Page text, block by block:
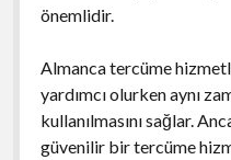
önemlidir.
Almanca tercüme
yardımcı olurken aynı
kullanılmasını sağlar.
güvenilir bir tercüme